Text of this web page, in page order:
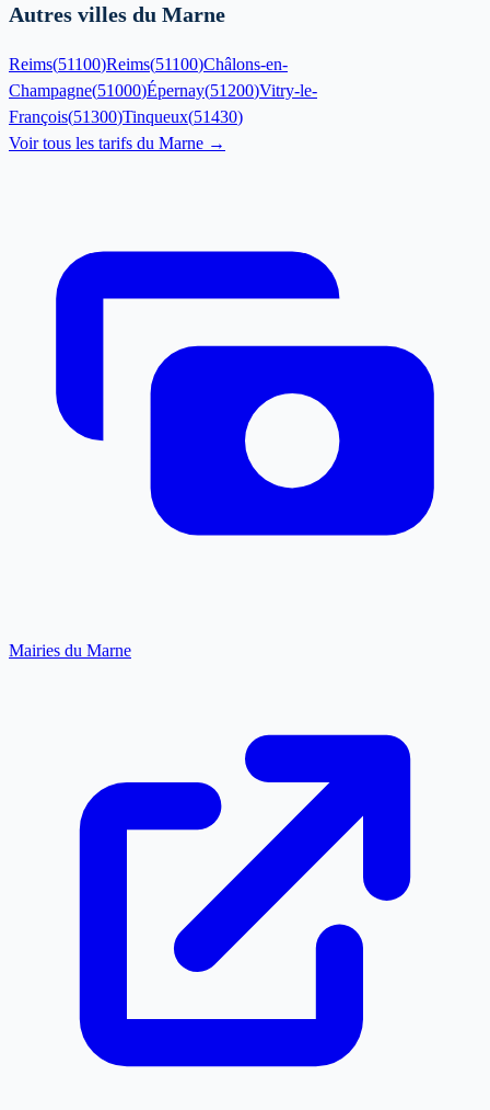
Autres villes du Marne
Reims(51100)Reims(51100)Châlons-en-
Champagne(51000)Épernay(51200)Vitry-le-
François(51300)Tinqueux(51430)
Voir tous les tarifs du Marne →
Mairies du Marne